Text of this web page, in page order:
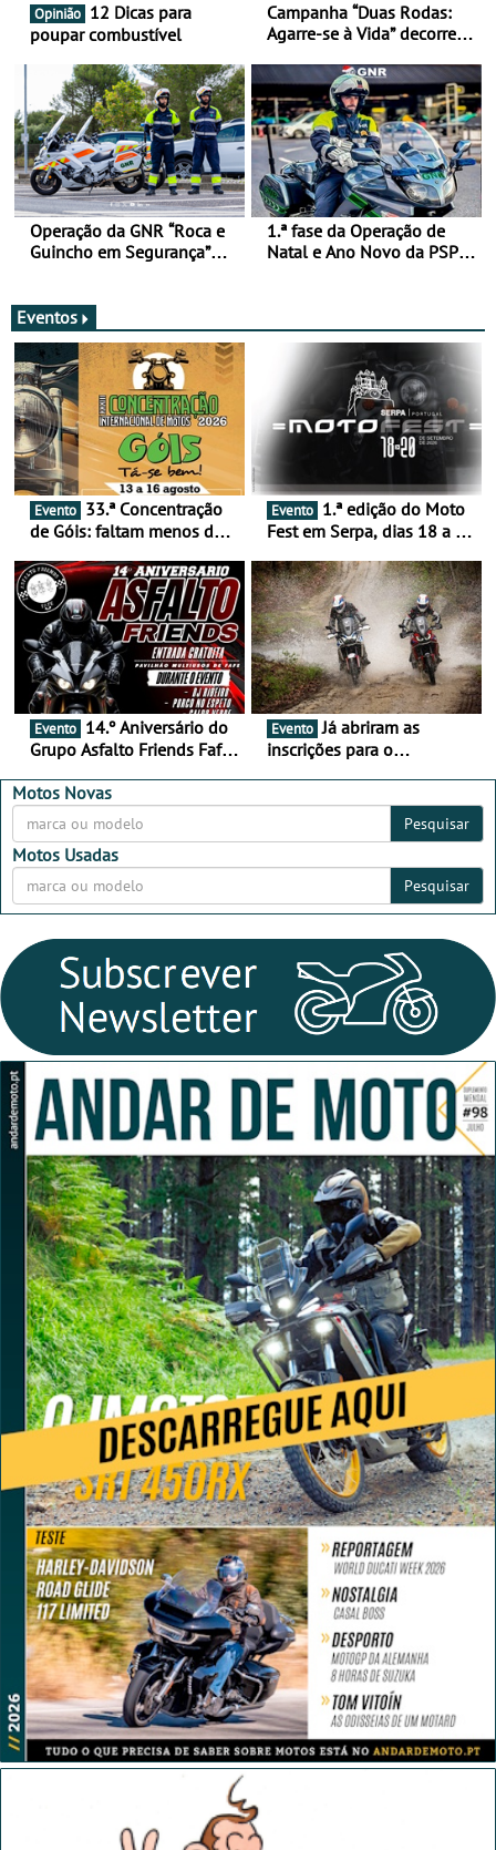
Opinião
poupar combustível
Campanha “Duas Rodas:
Agarre-se à Vida” decorre
Operação da GNR “Roca e
Guincho em Segurança”
1.ª fase da Operação de
Natal e Ano Novo da PSP e
Eventos
Evento
de Góis: faltam menos de
16 de agosto
Evento
Fest em Serpa, dias 18 a 20
duas rodas invade o Baixo
Alentejo
Evento
Grupo Asfalto Friends Fafe,
2026
Evento Já abriram as
inscrições para o
Motos Novas
Pesquisar
Motos Usadas
Pesquisar